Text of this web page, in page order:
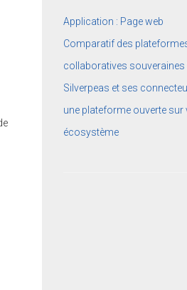
Application : Page web
Comparatif des
collaboratives souveraines
Silverpeas et ses
une plateforme ouverte sur
écosystème